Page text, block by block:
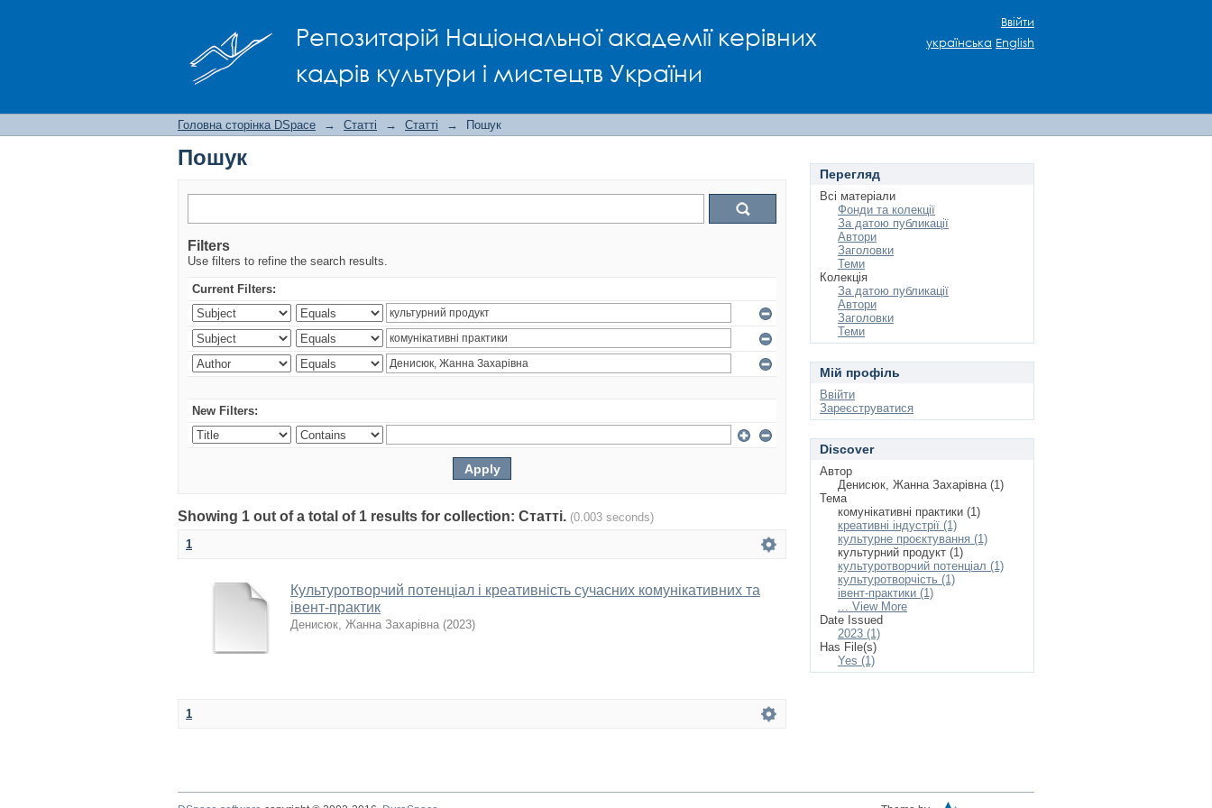
Репозитарій Національної академії керівних
кадрів культури і мистецтв України
Ввійти
українська English
Головна сторінка DSpace → Статті → Статті → Пошук
Пошук
Filters
Use filters to refine the search results.
Current Filters:
New Filters:
Showing 1 out of a total of 1 results for collection: Статті. (0.003 seconds)
1
Культуротворчий потенціал і креативність сучасних комунікативних та
івент-практик
Денисюк, Жанна Захарівна (2023)
1
Перегляд
Всі матеріали
Фонди та колекції
За датою публикації
Автори
Заголовки
Теми
Колекція
За датою публикації
Автори
Заголовки
Теми
Мій профіль
Ввійти
Зареєструватися
Discover
Автор
Денисюк, Жанна Захарівна (1)
Тема
комунікативні практики (1)
креативні індустрії (1)
культурне проєктування (1)
культурний продукт (1)
культуротворчий потенціал (1)
культуротворчість (1)
івент-практики (1)
... View More
Date Issued
2023 (1)
Has File(s)
Yes (1)